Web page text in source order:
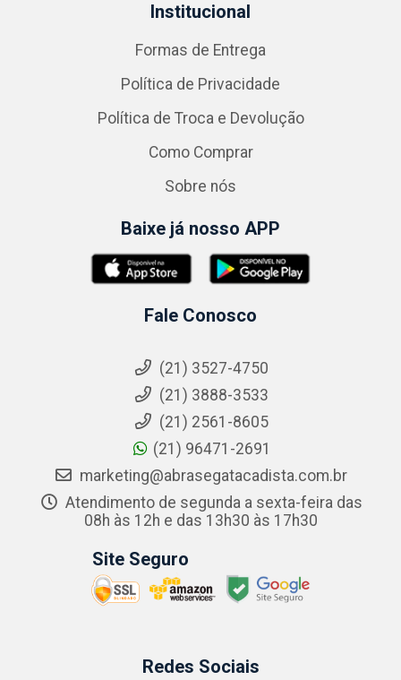
Institucional
Formas de Entrega
Política de Privacidade
Política de Troca e Devolução
Como Comprar
Sobre nós
Baixe já nosso APP
Fale Conosco
(21) 3527-4750
(21) 3888-3533
(21) 2561-8605
(21) 96471-2691
marketing@abrasegatacadista.com.br
Atendimento de segunda a sexta-feira das
08h às 12h e das 13h30 às 17h30
Site Seguro
Redes Sociais